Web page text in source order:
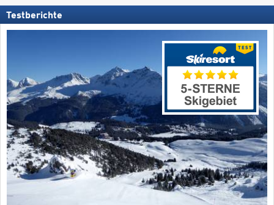
Testberichte